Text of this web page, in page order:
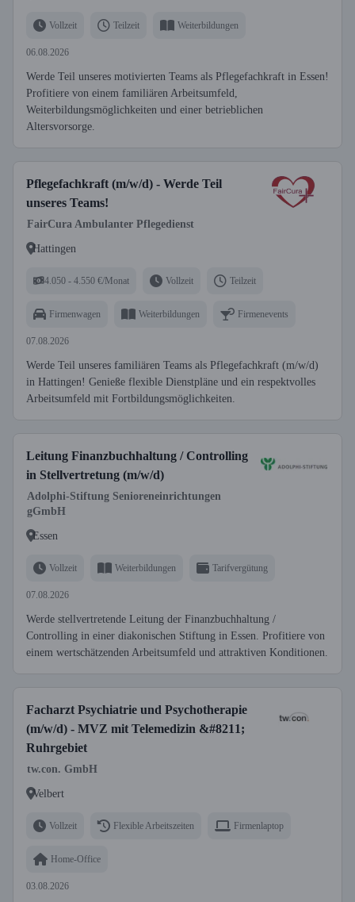
Vollzeit Teilzeit Weiterbildungen
06.08.2026
Werde Teil unseres motivierten Teams als Pflegefachkraft in Essen!
Profitiere von einem familiären Arbeitsumfeld,
Weiterbildungsmöglichkeiten und einer betrieblichen
Altersvorsorge.
Pflegefachkraft (m/w/d) - Werde Teil
unseres Teams!
FairCura Ambulanter Pflegedienst
Hattingen
4.050 - 4.550 €/Monat Vollzeit Teilzeit
Firmenwagen Weiterbildungen Firmenevents
07.08.2026
Werde Teil unseres familiären Teams als Pflegefachkraft (m/w/d)
in Hattingen! Genieße flexible Dienstpläne und ein respektvolles
Arbeitsumfeld mit Fortbildungsmöglichkeiten.
Leitung Finanzbuchhaltung / Controlling
in Stellvertretung (m/w/d)
Adolphi-Stiftung Senioreneinrichtungen
gGmbH
Essen
Vollzeit Weiterbildungen Tarifvergütung
07.08.2026
Werde stellvertretende Leitung der Finanzbuchhaltung /
Controlling in einer diakonischen Stiftung in Essen. Profitiere von
einem wertschätzenden Arbeitsumfeld und attraktiven Konditionen.
Facharzt Psychiatrie und Psychotherapie
(m/w/d) - MVZ mit Telemedizin &#8211;
Ruhrgebiet
tw.con. GmbH
Velbert
Vollzeit Flexible Arbeitszeiten Firmenlaptop
Home-Office
03.08.2026